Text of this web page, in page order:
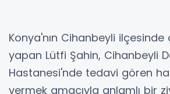
Konya'nın Cihanbeyli
yapan Lütfi Şahin, Cihanbeyli
Hastanesi'nde tedavi gören
vermek amacıyla anlamlı bir